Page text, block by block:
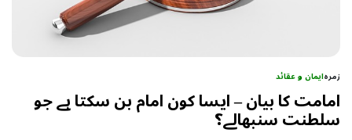
زمرہایمان و عقائد
امامت کا بیان – ایسا کون امام بن سکتا ہے جو
سلطنت سنبھالے؟